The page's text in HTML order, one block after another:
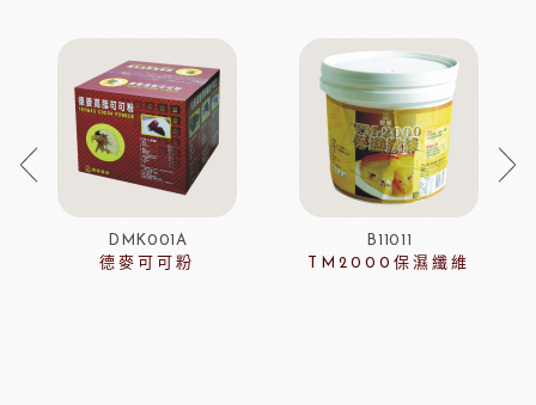
DMK001A
德麥可可粉
B11011
TM2000保濕纖維